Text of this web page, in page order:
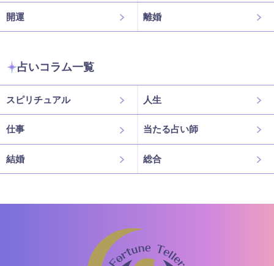
開運 離婚
占いコラム一覧
スピリチュアル 人生
仕事 当たる占い師
結婚 総合